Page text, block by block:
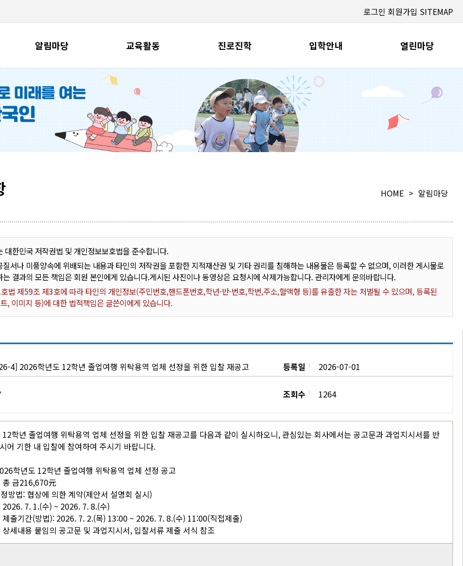
로그인 회원가입 SITEMAP
알림마당 교육활동 진로진학 입학안내 열린마당
HOME > 알림마당
대한민국 저작권법 및 개인정보보호법을 준수합니다.
질서나 미풍양속에 위배되는 내용과 타인의 저작권을 포함한 지적재산권 및 기타 권리를 침해하는 내용물은 등록할 수 없으며, 이러한 게시물로
는 결과의 모든 책임은 회원 본인에게 있습니다.게시된 사진이나 동영상은 요청시에 삭제가능합니다. 관리자에게 문의바랍니다.
법 제59조 제3호에 따라 타인의 개인정보(주민번호,핸드폰번호,학년-반-번호,학번,주소,혈액형 등)를 유출한 자는 처벌될 수 있으며, 등록된
, 이미지 등)에 대한 법적책임은 글쓴이에게 있습니다.
4] 2026학년도 12학년 졸업여행 위탁용역 업체 선정을 위한 입찰 재공고 등록일 2026-07-01
조회수 1264
학년 졸업여행 위탁용역 업체 선정을 위한 입찰 재공고를 다음과 같이 실시하오니, 관심있는 회사에서는 공고문과 과업지시서를 반
어 기한 내 입찰에 참여하여 주시기 바랍니다.
학년도 12학년 졸업여행 위탁용역 업체 선정 공고
총 금216,670元
방법: 협상에 의한 계약(제안서 설명회 실시)
2026. 7. 1.(수) ~ 2026. 7. 8.(수)
제출기간(방법): 2026. 7. 2.(목) 13:00 ~ 2026. 7. 8.(수) 11:00(직접제출)
세내용 붙임의 공고문 및 과업지시서, 입찰서류 제출 서식 참조